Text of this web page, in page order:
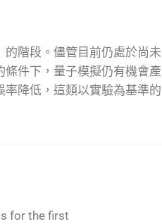
階段。儘管目前仍處於尚未
件下，量子模擬仍有機會產
降低，這類以實驗為基準的
for the first